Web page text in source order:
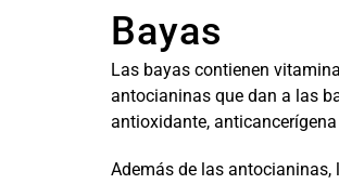
Bayas
Las bayas contienen
antocianinas que dan a las
antioxidante,
Además de las